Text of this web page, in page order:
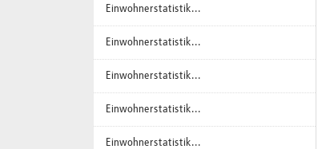
Einwohnerstatistik...
Einwohnerstatistik...
Einwohnerstatistik...
Einwohnerstatistik...
Einwohnerstatistik...